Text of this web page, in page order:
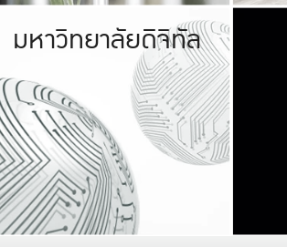
มหาวิทยาลัยรับผิดชอบต่อสังคม
ร่วมมือกับชุมชน เพื่อความกินดีอยู่ดี
และความสุขอย่างยั่งยืน
มองปัญหาในภาพกว้าง
แก้ไขจากปัญหาจุดเล็กๆ
มหาวิทยาลัยดิจิทัล